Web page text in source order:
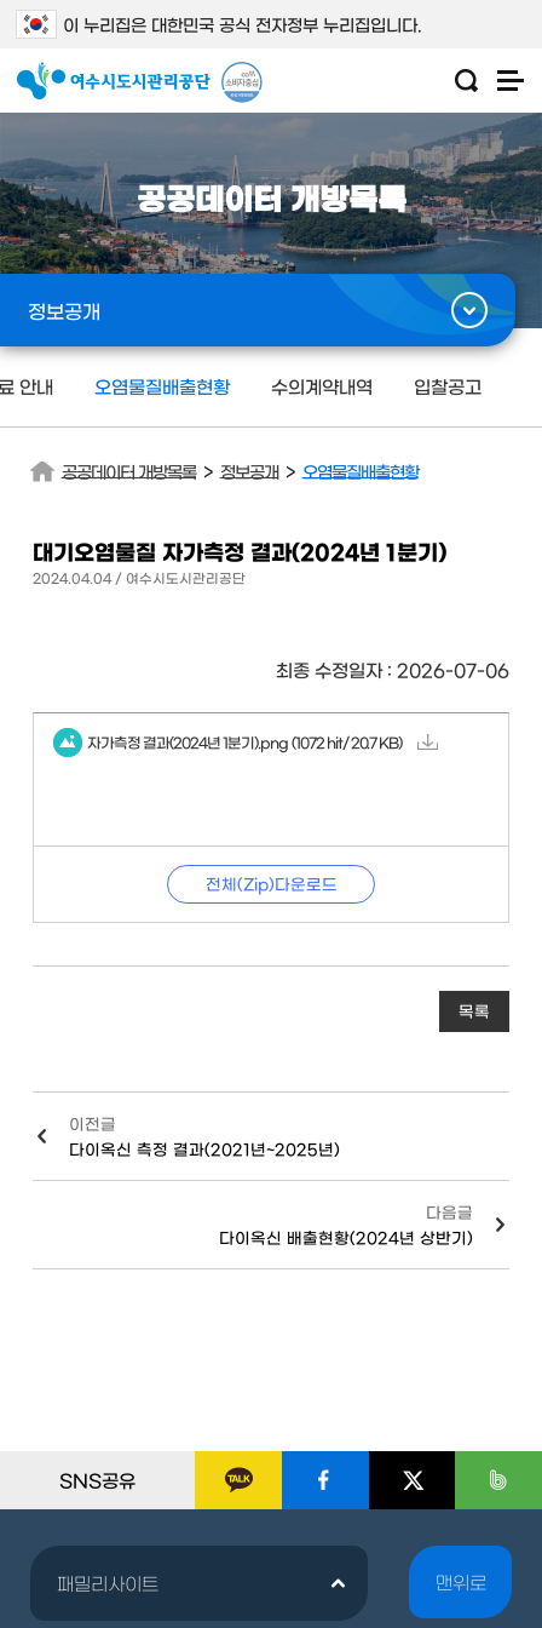
이 누리집은 대한민국 공식 전자정부 누리집입니다.
공공데이터 개방목록
정보공개
안내 오염물질배출현황 수의계약내역 입찰공고
공공데이터 개방목록 > 정보공개 > 오염물질배출현황
대기오염물질 자가측정 결과(2024년 1분기)
2024.04.04 / 여수시도시관리공단
최종 수정일자 : 2026-07-06
자가측정 결과(2024년 1분기).png (1072 hit/ 20.7 KB)
전체(Zip)다운로드
목록
이전글
다이옥신 측정 결과(2021년~2025년)
다음글
다이옥신 배출현황(2024년 상반기)
SNS공유
패밀리사이트 맨위로